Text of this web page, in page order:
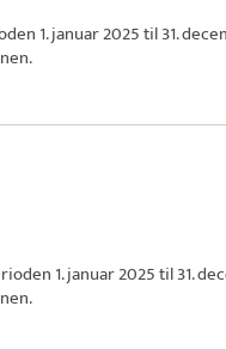
1. januar 2025 til 31.
1. januar 2025 til 31.